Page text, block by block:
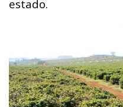
estado.